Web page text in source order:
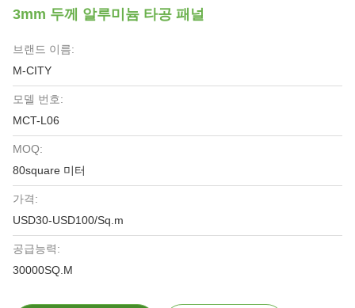
3mm 두께 알루미늄 타공 패널
브랜드 이름:
M-CITY
모델 번호:
MCT-L06
MOQ:
80square 미터
가격:
USD30-USD100/Sq.m
공급능력:
30000SQ.M